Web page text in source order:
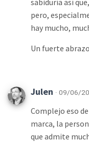
pero,
hay mucho,
Un fuerte
Julen · 09/06/
Complejo eso
marca, la
que admite